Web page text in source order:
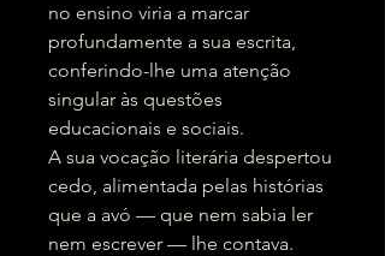
no ensino viria a marcar
profundamente a sua escrita,
conferindo-lhe uma atenção
singular às questões
educacionais e sociais.
A sua vocação literária despertou
cedo, alimentada pelas histórias
que a avó — que nem sabia ler
nem escrever — lhe contava.